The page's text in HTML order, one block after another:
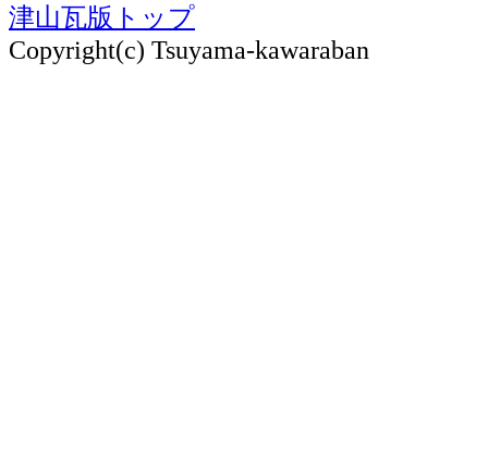
津山瓦版トップ
Copyright(c) Tsuyama-kawaraban